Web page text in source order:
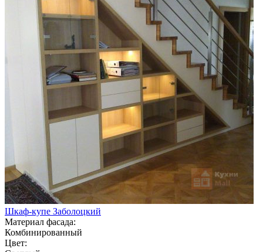
Шкаф-купе Заболоцкий
Материал фасада:
Комбинированный
Цвет: